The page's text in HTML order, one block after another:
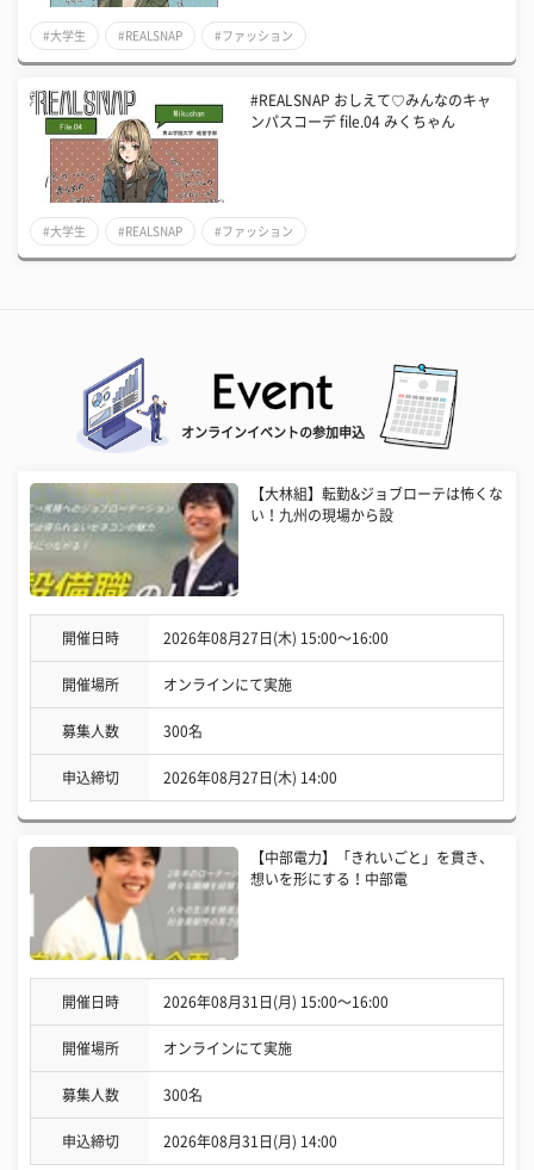
#大学生 #REALSNAP #ファッション
#REALSNAP おしえて♡みんなのキャ
ンパスコーデ file.04 みくちゃん
#大学生 #REALSNAP #ファッション
オンラインイベントの参加申込
【大林組】転勤&ジョブローテは怖くな
い！九州の現場から設
開催日時 2026年08月27日(木) 15:00〜16:00
開催場所 オンラインにて実施
募集人数 300名
申込締切 2026年08月27日(木) 14:00
【中部電力】「きれいごと」を貫き、
想いを形にする！中部電
開催日時 2026年08月31日(月) 15:00〜16:00
開催場所 オンラインにて実施
募集人数 300名
申込締切 2026年08月31日(月) 14:00